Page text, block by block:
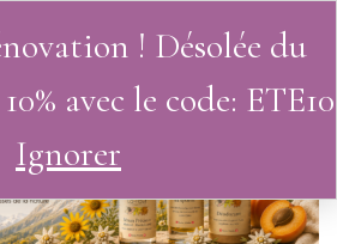
0
! Désolée du
avec le code: ETE10
Ignorer